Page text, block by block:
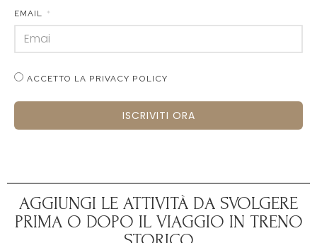
EMAIL
ACCETTO LA PRIVACY POLICY
ISCRIVITI ORA
AGGIUNGI LE ATTIVITÀ DA SVOLGERE
PRIMA O DOPO IL VIAGGIO IN TRENO